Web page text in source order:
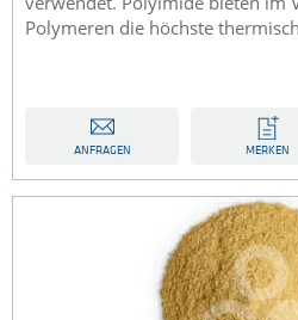
Polymeren die höchste
ANFRAGEN MERKEN